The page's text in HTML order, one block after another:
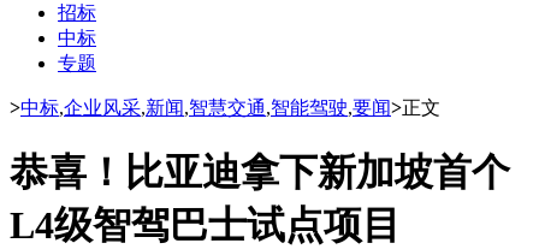
招标
中标
专题
>中标,企业风采,新闻,智慧交通,智能驾驶,要闻>正文
恭喜！比亚迪拿下新加坡首个
L4级智驾巴士试点项目